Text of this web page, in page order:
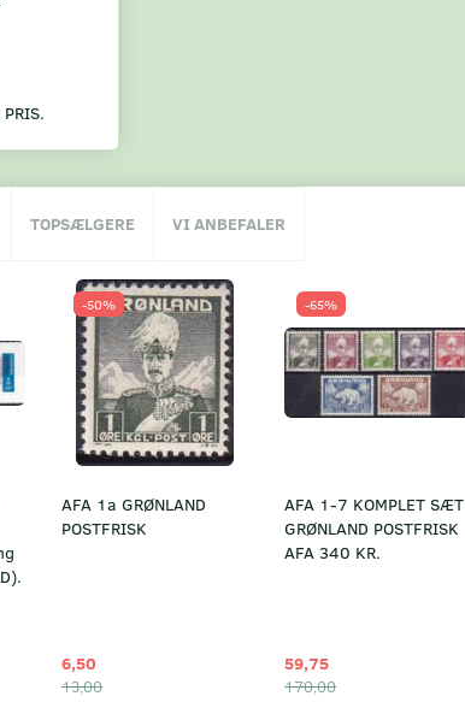
TOPSÆLGERE VI ANBEFALER
-50%
AFA 1a GRØNLAND
POSTFRISK
6,50
13,00
-65%
AFA 1-7 KOMPLET SÆT
GRØNLAND POSTFRISK
AFA 340 KR.
59,75
170,00